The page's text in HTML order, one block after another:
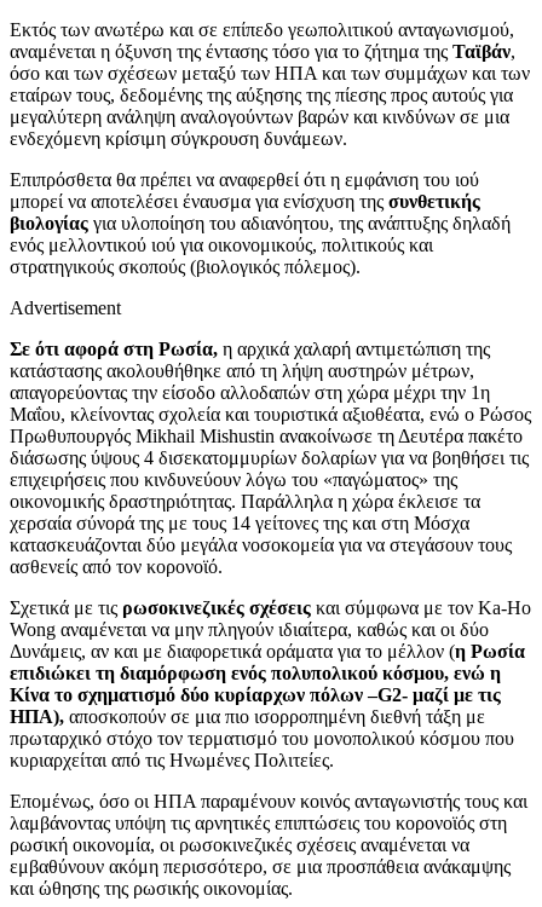
Εκτός των ανωτέρω και σε επίπεδο γεωπολιτικού ανταγωνισμού,
αναμένεται η όξυνση της έντασης τόσο για το ζήτημα της Ταϊβάν,
όσο και των σχέσεων μεταξύ των ΗΠΑ και των συμμάχων και των
εταίρων τους, δεδομένης της αύξησης της πίεσης προς αυτούς για
μεγαλύτερη ανάληψη αναλογούντων βαρών και κινδύνων σε μια
ενδεχόμενη κρίσιμη σύγκρουση δυνάμεων.
Επιπρόσθετα θα πρέπει να αναφερθεί ότι η εμφάνιση του ιού
μπορεί να αποτελέσει έναυσμα για ενίσχυση της συνθετικής
βιολογίας για υλοποίηση του αδιανόητου, της ανάπτυξης δηλαδή
ενός μελλοντικού ιού για οικονομικούς, πολιτικούς και
στρατηγικούς σκοπούς (βιολογικός πόλεμος).
Advertisement
Σε ότι αφορά στη Ρωσία, η αρχικά χαλαρή αντιμετώπιση της
κατάστασης ακολουθήθηκε από τη λήψη αυστηρών μέτρων,
απαγορεύοντας την είσοδο αλλοδαπών στη χώρα μέχρι την 1η
Μαΐου, κλείνοντας σχολεία και τουριστικά αξιοθέατα, ενώ ο Ρώσος
Πρωθυπουργός Mikhail Mishustin ανακοίνωσε τη Δευτέρα πακέτο
διάσωσης ύψους 4 δισεκατομμυρίων δολαρίων για να βοηθήσει τις
επιχειρήσεις που κινδυνεύουν λόγω του «παγώματος» της
οικονομικής δραστηριότητας. Παράλληλα η χώρα έκλεισε τα
χερσαία σύνορά της με τους 14 γείτονες της και στη Μόσχα
κατασκευάζονται δύο μεγάλα νοσοκομεία για να στεγάσουν τους
ασθενείς από τον κορονοϊό.
Σχετικά με τις ρωσοκινεζικές σχέσεις και σύμφωνα με τον Ka-Ho
Wong αναμένεται να μην πληγούν ιδιαίτερα, καθώς και οι δύο
Δυνάμεις, αν και με διαφορετικά οράματα για το μέλλον (η Ρωσία
επιδιώκει τη διαμόρφωση ενός πολυπολικού κόσμου, ενώ η
Κίνα το σχηματισμό δύο κυρίαρχων πόλων –G2- μαζί με τις
ΗΠΑ), αποσκοπούν σε μια πιο ισορροπημένη διεθνή τάξη με
πρωταρχικό στόχο τον τερματισμό του μονοπολικού κόσμου που
κυριαρχείται από τις Ηνωμένες Πολιτείες.
Επομένως, όσο οι ΗΠΑ παραμένουν κοινός ανταγωνιστής τους και
λαμβάνοντας υπόψη τις αρνητικές επιπτώσεις του κορονοϊός στη
ρωσική οικονομία, οι ρωσοκινεζικές σχέσεις αναμένεται να
εμβαθύνουν ακόμη περισσότερο, σε μια προσπάθεια ανάκαμψης
και ώθησης της ρωσικής οικονομίας.